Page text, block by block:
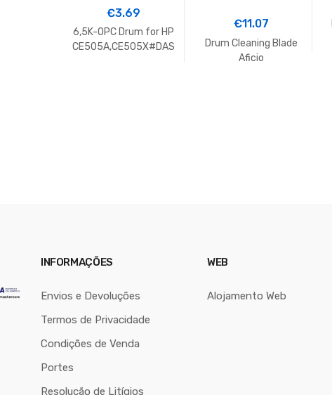
€3.69
6,5K-OPC Drum for HP
CE505A,CE505X#DAS
€11.07
Drum Cleaning Blade
Aficio
INFORMAÇÕES
Envios e Devoluções
Termos de Privacidade
Condições de Venda
Portes
Resolução de Litígios
WEB
Alojamento Web